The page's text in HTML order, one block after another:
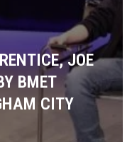
JOE
BMET
CITY